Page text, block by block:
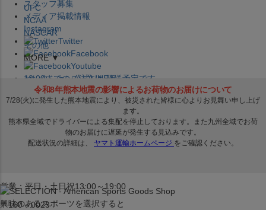
スタッフ募集
メディア掲載情報
Instagram
Twitter
Facebook
Youtube
セレクション公式LINE@
営業：平日・土日祝13:00～19:00
〒160－0023
UFC
NCAA
NASCAR
その他
MORE ▼
12:00までのご注文は発送予定です。
在庫品は 1-3営業日内で発送!! ※お取寄せ商品は対象外
興味のあるスポーツを選択すると